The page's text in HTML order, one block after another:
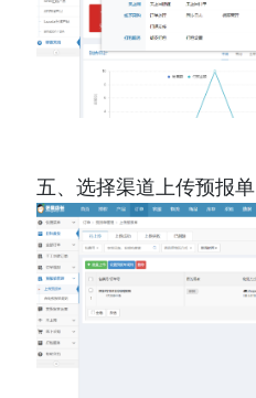
五、选择渠道上传预报单